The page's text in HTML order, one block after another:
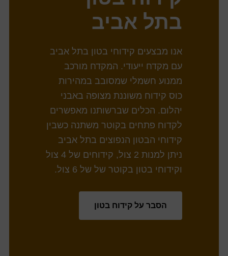
בתל אביב
אנו מבצעים קידוחי בטון בתל אביב
עם מקדח ייעודי. המקדח מורכב
ממנוע חשמלי שמסובב במהירות
כוס קידוח משוננת מצופה באבני
יהלום. הכלים שברשותנו מאפשרים
לקדוח פתחים בקוטר משתנה כשבין
קידוחי הבטון הנפוצים בתל אביב
ניתן למנות 2 צול, קידוחים של 4 צול
וקידוחי בטון בקוטר של של 6 צול.
הסבר על קידוח בטון